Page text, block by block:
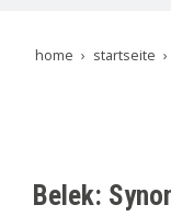
home startseite
Belek: